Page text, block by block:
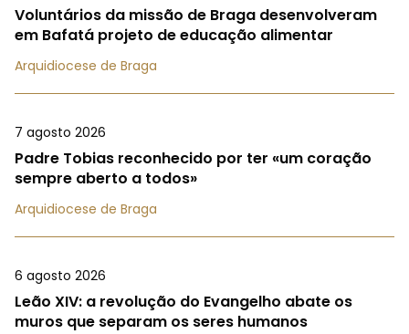
Voluntários da missão de Braga desenvolveram
em Bafatá projeto de educação alimentar
Arquidiocese de Braga
7 agosto 2026
Padre Tobias reconhecido por ter «um coração
sempre aberto a todos»
Arquidiocese de Braga
6 agosto 2026
Leão XIV: a revolução do Evangelho abate os
muros que separam os seres humanos